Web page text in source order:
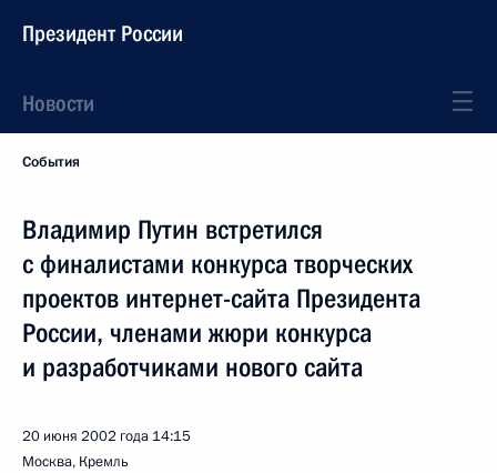
Президент России
Новости
События
Владимир Путин встретился
с финалистами конкурса творческих
проектов интернет-сайта Президента
России, членами жюри конкурса
и разработчиками нового сайта
20 июня 2002 года 14:15
Москва, Кремль